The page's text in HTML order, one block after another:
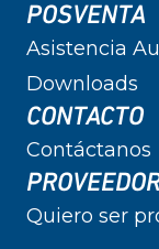
POSVENTA
Asistencia
Downloads
CONTACTO
Contáctanos
Quiero ser